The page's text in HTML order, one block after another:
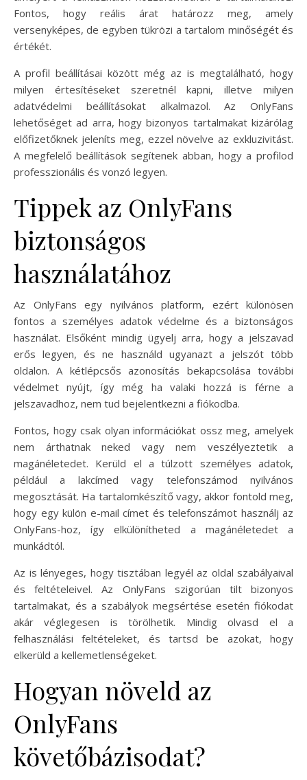
Fontos, hogy reális árat határozz meg, amely
versenyképes, de egyben tükrözi a tartalom minőségét és
értékét.
A profil beállításai között még az is megtalálható, hogy
milyen értesítéseket szeretnél kapni, illetve milyen
adatvédelmi beállításokat alkalmazol. Az OnlyFans
lehetőséget ad arra, hogy bizonyos tartalmakat kizárólag
előfizetőknek jeleníts meg, ezzel növelve az exkluzivitást.
A megfelelő beállítások segítenek abban, hogy a profilod
professzionális és vonzó legyen.
Tippek az OnlyFans
biztonságos
használatához
Az OnlyFans egy nyilvános platform, ezért különösen
fontos a személyes adatok védelme és a biztonságos
használat. Elsőként mindig ügyelj arra, hogy a jelszavad
erős legyen, és ne használd ugyanazt a jelszót több
oldalon. A kétlépcsős azonosítás bekapcsolása további
védelmet nyújt, így még ha valaki hozzá is férne a
jelszavadhoz, nem tud bejelentkezni a fiókodba.
Fontos, hogy csak olyan információkat ossz meg, amelyek
nem árthatnak neked vagy nem veszélyeztetik a
magánéletedet. Kerüld el a túlzott személyes adatok,
például a lakcímed vagy telefonszámod nyilvános
megosztását. Ha tartalomkészítő vagy, akkor fontold meg,
hogy egy külön e-mail címet és telefonszámot használj az
OnlyFans-hoz, így elkülönítheted a magánéletedet a
munkádtól.
Az is lényeges, hogy tisztában legyél az oldal szabályaival
és feltételeivel. Az OnlyFans szigorúan tilt bizonyos
tartalmakat, és a szabályok megsértése esetén fiókodat
akár véglegesen is törölhetik. Mindig olvasd el a
felhasználási feltételeket, és tartsd be azokat, hogy
elkerüld a kellemetlenségeket.
Hogyan növeld az
OnlyFans
követőbázisodat?